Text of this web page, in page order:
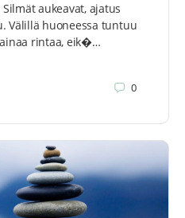
aukeavat, ajatus
Välillä huoneessa tuntuu
rintaa, eik�…
0